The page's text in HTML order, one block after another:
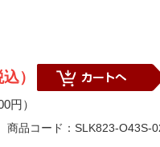
）
円）
商品コード：SLK823-O43S-